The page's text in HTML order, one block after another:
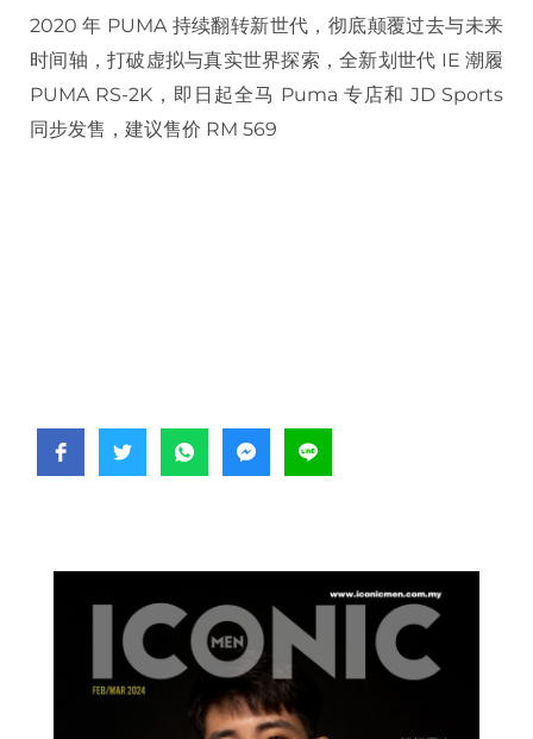
2020 年 PUMA 持续翻转新世代，彻底颠覆过去与未来
时间轴，打破虚拟与真实世界探索，全新划世代 IE 潮履
PUMA RS-2K，即日起全马 Puma 专店和 JD Sports
同步发售，建议售价 RM 569